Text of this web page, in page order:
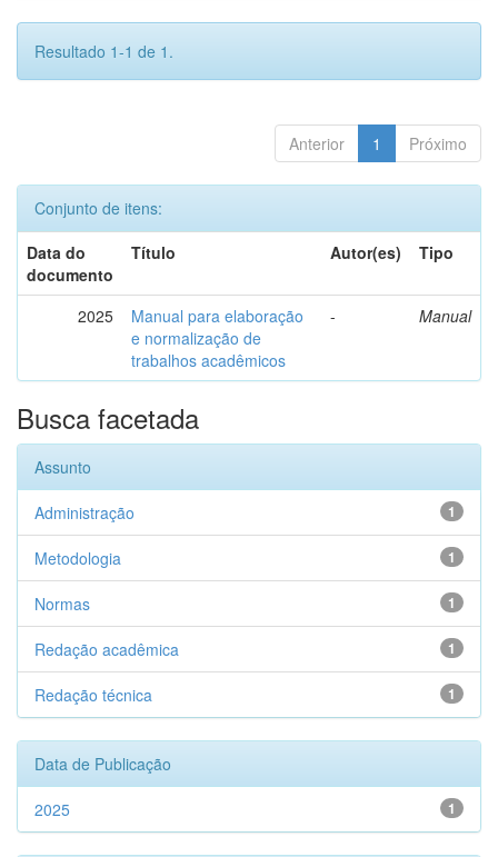
Resultado 1-1 de 1.
Anterior 1 Próximo
Conjunto de itens:
Data do
documento
Título Autor(es) Tipo
2025
Manual para elaboração
e normalização de
trabalhos acadêmicos
- Manual
Busca facetada
Assunto
1
Administração
1
Metodologia
1
Normas
1
Redação acadêmica
1
Redação técnica
Data de Publicação
1
2025